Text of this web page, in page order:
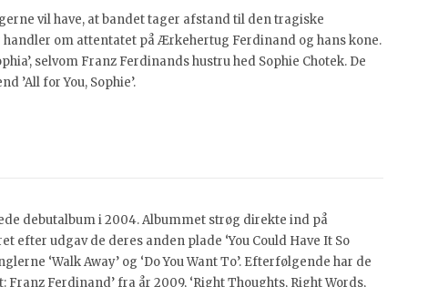
vil have, at bandet tager afstand til den tragiske
om attentatet på Ærkehertug Ferdinand og hans kone.
selvom Franz Ferdinands hustru hed Sophie Chotek. De
’All for You, Sophie’.
debutalbum i 2004. Albummet strøg direkte ind på
efter udgav de deres anden plade ‘You Could Have It So
‘Walk Away’ og ‘Do You Want To’. Efterfølgende har de
Ferdinand’ fra år 2009, ‘Right Thoughts, Right Words,